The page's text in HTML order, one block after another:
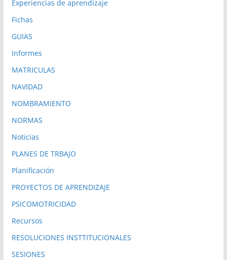
Experiencias de aprendizaje
Fichas
GUIAS
Informes
MATRICULAS
NAVIDAD
NOMBRAMIENTO
NORMAS
Noticias
PLANES DE TRBAJO
Planificación
PROYECTOS DE APRENDIZAJE
PSICOMOTRICIDAD
Recursos
RESOLUCIONES INSTTITUCIONALES
SESIONES